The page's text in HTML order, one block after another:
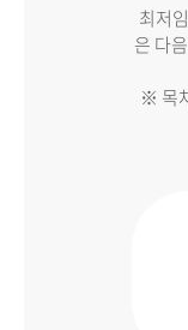
최저
은 다
※ 목